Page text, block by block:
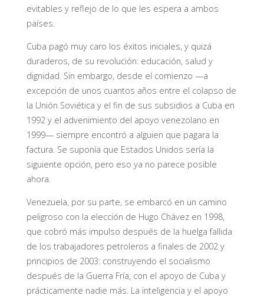
evitables y reflejo de lo que les espera a ambos
países.
Cuba pagó muy caro los éxitos iniciales, y quizá
duraderos, de su revolución: educación, salud y
dignidad. Sin embargo, desde el comienzo —a
excepción de unos cuantos años entre el colapso de
la Unión Soviética y el fin de sus subsidios a Cuba en
1992 y el advenimiento del apoyo venezolano en
1999— siempre encontró a alguien que pagara la
factura. Se suponía que Estados Unidos sería la
siguiente opción, pero eso ya no parece posible
ahora.
Venezuela, por su parte, se embarcó en un camino
peligroso con la elección de Hugo Chávez en 1998,
que cobró más impulso después de la huelga fallida
de los trabajadores petroleros a finales de 2002 y
principios de 2003: construyendo el socialismo
después de la Guerra Fría, con el apoyo de Cuba y
prácticamente nadie más. La inteligencia y el apoyo